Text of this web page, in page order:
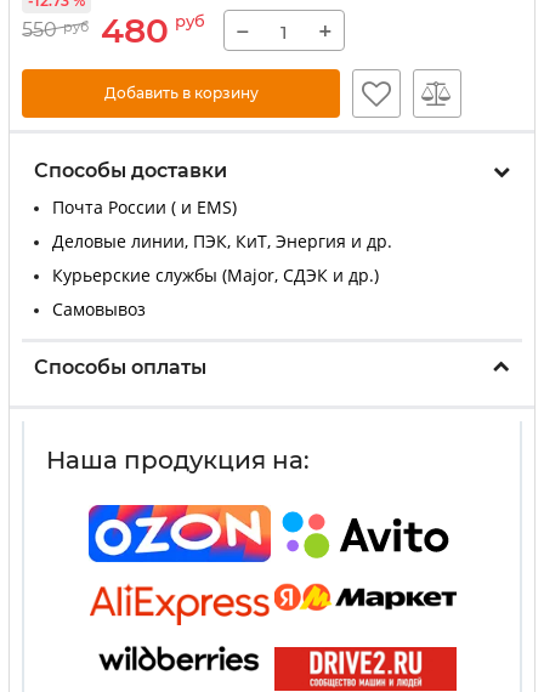
550 руб 480 руб − +
Добавить в корзину
Способы доставки
Почта России ( и EMS)
Деловые линии, ПЭК, КиТ, Энергия и др.
Курьерские службы (Major, СДЭК и др.)
Самовывоз
Способы оплаты
Наша продукция на: